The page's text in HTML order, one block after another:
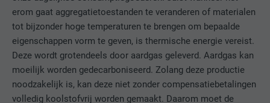
erom gaat aggregatietoestanden te veranderen of materialen
tot bijzonder hoge temperaturen te brengen om bepaalde
eigenschappen vorm te geven, is thermische energie vereist.
Deze wordt grotendeels door aardgas geleverd. Aardgas kan
moeilijk worden gedecarboniseerd. Zolang deze productie
noodzakelijk is, kan deze niet zonder compensatiebetalingen
volledig koolstofvrij worden gemaakt. Daarom moet de
DOEL
het juiste SameSite-attribuut voor alle
cookies in deze browser aanwezig is
NAAM _fbp
AANBIEDER Facebook